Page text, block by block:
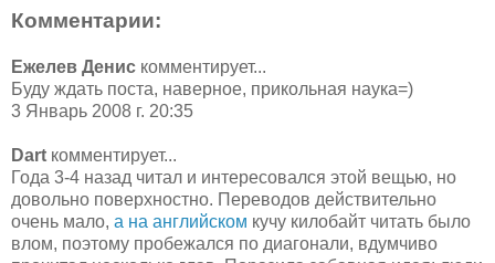
Комментарии:
Ежелев Денис комментирует...
Буду ждать поста, наверное, прикольная наука=)
3 Январь 2008 г. 20:35
Dart комментирует...
Года 3-4 назад читал и интересовался этой вещью, но
довольно поверхностно. Переводов действительно
очень мало, а на английском кучу килобайт читать было
влом, поэтому пробежался по диагонали, вдумчиво